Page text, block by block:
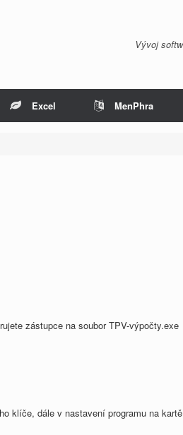
Vývoj
Excel MenPhra
zástupce na soubor TPV-výpočty.exe
klíče, dále v nastavení programu na